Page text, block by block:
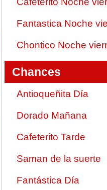
Fantastica Noche
Chontico Noche
Chances
Antioqueñita Día
Dorado Mañana
Cafeterito Tarde
Saman de la suerte
Fantástica Día